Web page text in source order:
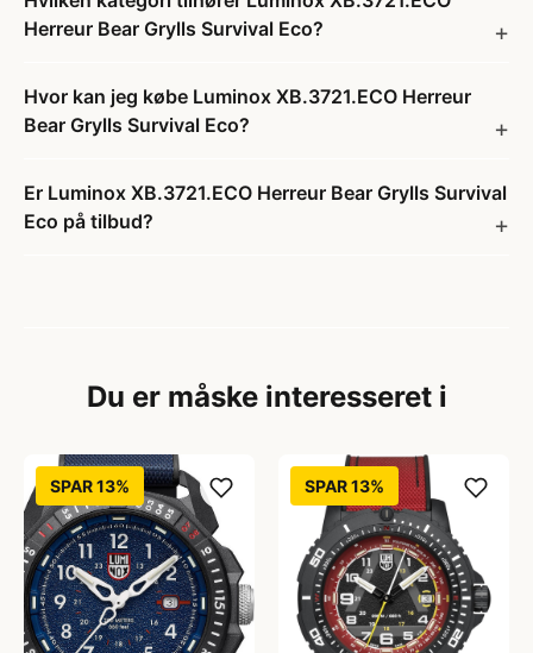
Herreur Bear Grylls Survival Eco?
Hvor kan jeg købe Luminox XB.3721.ECO Herreur
Bear Grylls Survival Eco?
Er Luminox XB.3721.ECO Herreur Bear Grylls Survival
Eco på tilbud?
Du er måske interesseret i
SPAR 13% SPAR 13%